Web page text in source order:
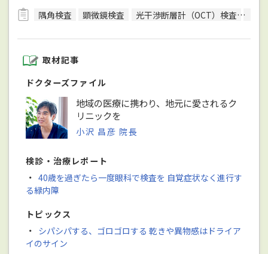
隅角検査
顕微鏡検査 光干渉断層計（OCT）検査
取材記事
ドクターズファイル
地域の医療に携わり、地元に愛されるク
リニックを
小沢 昌彦 院長
検診・治療レポート
・ 40歳を過ぎたら一度眼科で検査を 自覚症状なく進行す
る緑内障
トピックス
・ シパシパする、ゴロゴロする 乾きや異物感はドライア
イのサイン